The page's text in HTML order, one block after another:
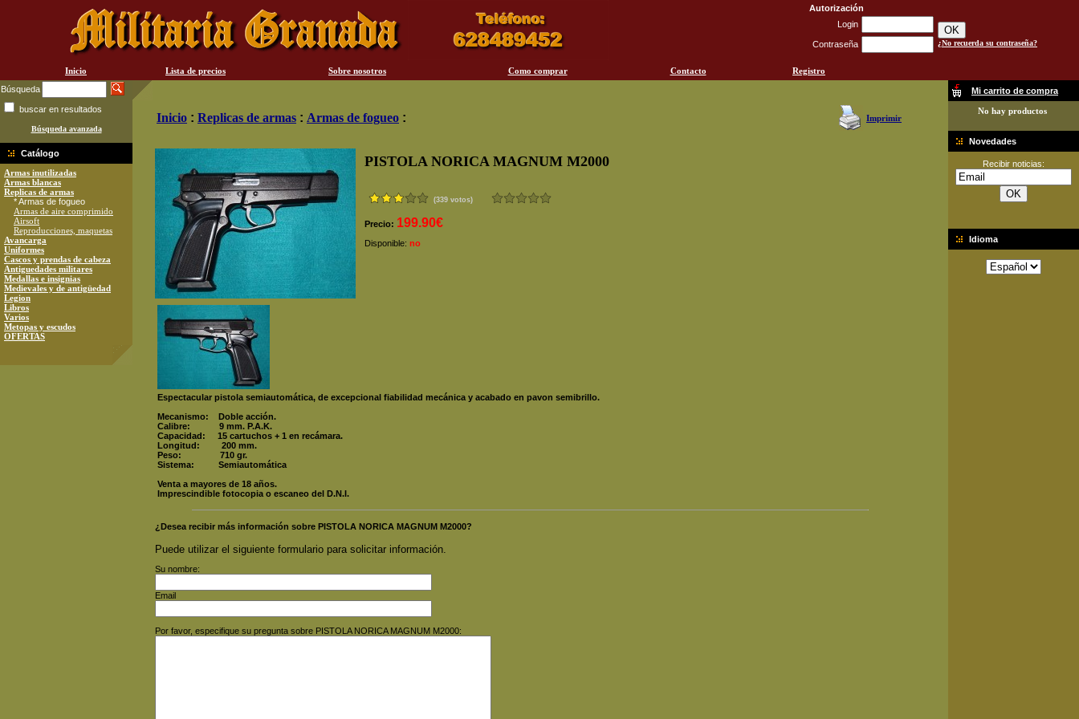
Autorización
Login
Contraseña ¿No recuerda su contraseña?
Inicio Lista de precios Sobre nosotros Como comprar Contacto
Registro
Búsqueda
buscar en resultados
Búsqueda avanzada
Catálogo
Armas inutilizadas
Armas blancas
Replicas de armas
* Armas de fogueo
Armas de aire comprimido
Airsoft
Reproducciones, maquetas
Avancarga
Uniformes
Cascos y prendas de cabeza
Antiguedades militares
Medallas e insignias
Medievales y de antigüedad
Legion
Libros
Varios
Metopas y escudos
OFERTAS
Inicio : Replicas de armas : Armas de fogueo : Imprimir
PISTOLA NORICA MAGNUM M2000
(339 votos)
Precio: 199.90€
Disponible: no
Espectacular pistola semiautomática, de excepcional fiabilidad mecánica y acabado en pavon semibrillo.
Mecanismo: Doble acción.
Calibre: 9 mm. P.A.K.
Capacidad: 15 cartuchos + 1 en recámara.
Longitud: 200 mm.
Peso: 710 gr.
Sistema: Semiautomática
Venta a mayores de 18 años.
Imprescindible fotocopia o escaneo del D.N.I.
¿Desea recibir más información sobre PISTOLA NORICA MAGNUM M2000?
Puede utilizar el siguiente formulario para solicitar información.
Su nombre:
Email
Por favor, especifique su pregunta sobre PISTOLA NORICA MAGNUM M2000:
Mi carrito de compra
No hay productos
Novedades
Recibir noticias:
Idioma